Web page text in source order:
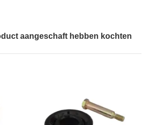
aangeschaft hebben kochten